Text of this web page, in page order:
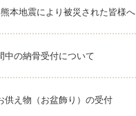
本地震により被災された皆様へ
中の納骨受付について
供え物（お盆飾り）の受付